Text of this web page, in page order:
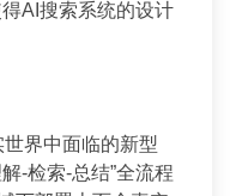
AI搜索系统的设计
界中面临的新型
-检索-总结”全流程